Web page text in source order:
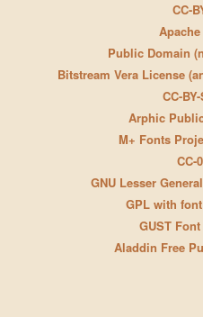
CC-
Apache
Public Domain
Bitstream Vera License
CC-
Arphic
M+ Fonts
CC-0
GNU Lesser
GPL with
GUST
Aladdin Free